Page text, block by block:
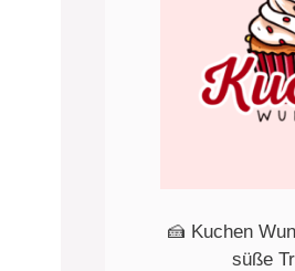
🍰 Kuchen
süße